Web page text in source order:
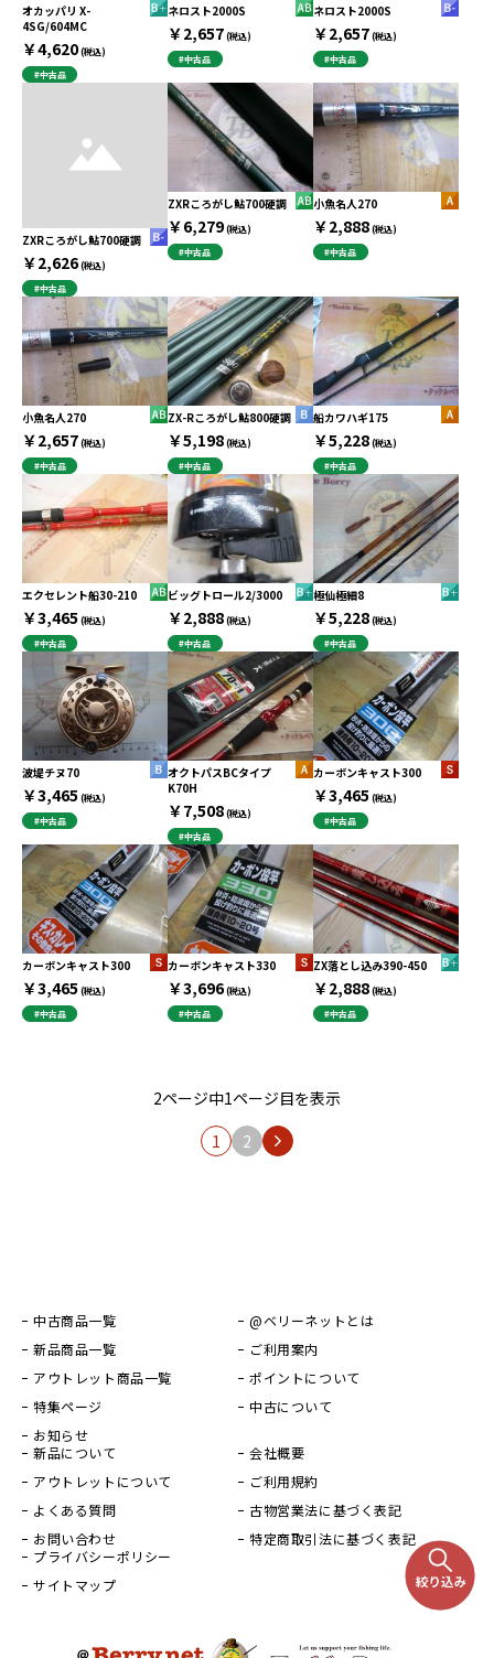
オカッパリ X-
4SG/604MC
￥4,620(税込)
#中古品
ネロスト2000S
￥2,657(税込)
#中古品
ネロスト2000S
￥2,657(税込)
#中古品
ZXRころがし鮎700硬調
￥2,626(税込)
#中古品
ZXRころがし鮎700硬調
￥6,279(税込)
#中古品
小魚名人270
￥2,888(税込)
#中古品
小魚名人270
￥2,657(税込)
#中古品
ZX-Rころがし鮎800硬調
￥5,198(税込)
#中古品
船カワハギ175
￥5,228(税込)
#中古品
エクセレント船30-210
￥3,465 (税込)
#中古品
ビッグトロール2/3000
￥2,888(税込)
#中古品
極仙極細8
￥5,228(税込)
#中古品
波堤チヌ70
￥3,465 (税込)
#中古品
オクトパスBCタイプ
K70H
￥7,508(税込)
#中古品
カーボンキャスト300
￥3,465 (税込)
#中古品
カーボンキャスト300
￥3,465 (税込)
#中古品
カーボンキャスト330
￥3,696(税込)
#中古品
ZX落とし込み390-450
￥2,888(税込)
#中古品
2ページ中1ページ目を表示
1
2
中古商品一覧
新品商品一覧
アウトレット商品一覧
特集ページ
お知らせ
@ベリーネットとは
ご利用案内
ポイントについて
中古について
新品について
アウトレットについて
よくある質問
お問い合わせ
会社概要
ご利用規約
古物営業法に基づく表記
特定商取引法に基づく表記
プライバシーポリシー
サイトマップ